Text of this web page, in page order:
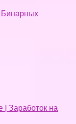
Бинарных
| Заработок на